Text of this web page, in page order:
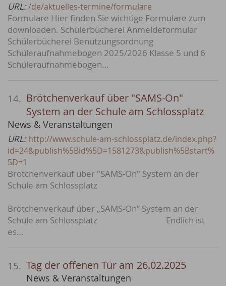
URL:/de/aktuelles-termine/formulare
Formulare Hier finden Sie wichtige Formulare zum
downloaden. Schülerbücherei Anmeldeformular
Schülerbücherei Benutzungsordnung
Schüleraufnahmebogen 2025/2026 Klasse 5 und 6
Schüleraufnahmebogen…
14. Brötchenverkauf über "SAMS-On"
System an der Schule am Schlossplatz
News & Veranstaltungen
URL: http://www.schule-am-schlossplatz.de/index.php?
id=24&publish%5Bid%5D=1581273&publish%5Bstart%
5D=1
Brötchenverkauf über "SAMS-On" System an der
Schule am Schlossplatz
Brötchenverkauf über „SAMS-On“ System an der
Schule am Schlossplatz Endlich ist
es…
15. Tag der offenen Tür am 26.02.2025
News & Veranstaltungen